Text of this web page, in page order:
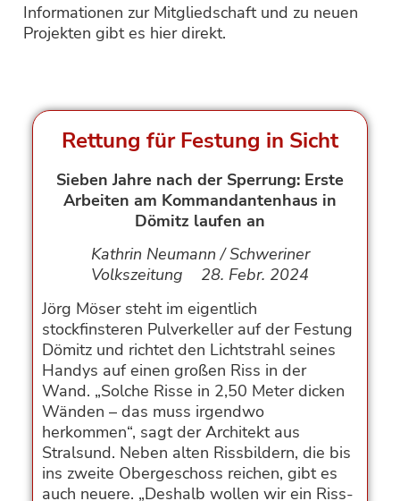
Informationen zur Mitgliedschaft und zu neuen
Projekten gibt es hier direkt.
Rettung für Festung in Sicht
Sieben Jahre nach der Sperrung: Erste
Arbeiten am Kommandantenhaus in
Dömitz laufen an
Kathrin Neumann / Schweriner
Volkszeitung 28. Febr. 2024
Jörg Möser steht im eigentlich
stockfinsteren Pulverkeller auf der Festung
Dömitz und richtet den Lichtstrahl seines
Handys auf einen großen Riss in der
Wand. „Solche Risse in 2,50 Meter dicken
Wänden – das muss irgendwo
herkommen“, sagt der Architekt aus
Stralsund. Neben alten Rissbildern, die bis
ins zweite Obergeschoss reichen, gibt es
auch neuere. „Deshalb wollen wir ein Riss-